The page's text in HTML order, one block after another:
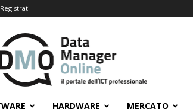
Registrati
Data
Manager
Online
HARDWARE MERCATO